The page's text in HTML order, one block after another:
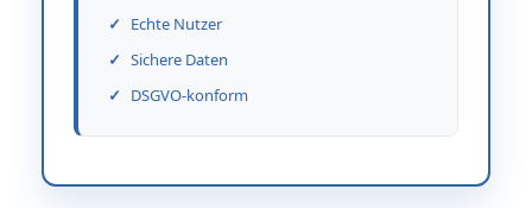
Echte Nutzer
Sichere Daten
DSGVO-konform